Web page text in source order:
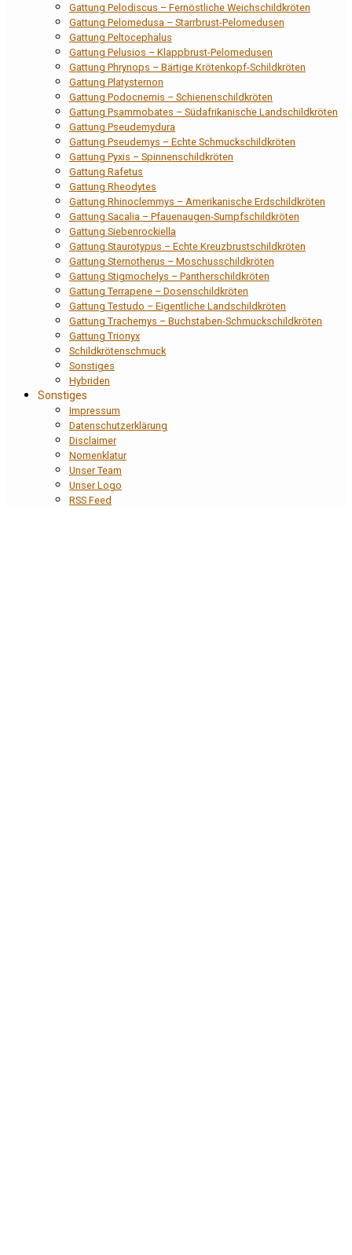
Gattung Pelodiscus – Fernöstliche Weichschildkröten
Gattung Pelomedusa – Starrbrust-Pelomedusen
Gattung Peltocephalus
Gattung Pelusios – Klappbrust-Pelomedusen
Gattung Phrynops – Bärtige Krötenkopf-Schildkröten
Gattung Platysternon
Gattung Podocnemis – Schienenschildkröten
Gattung Psammobates – Südafrikanische Landschildkröten
Gattung Pseudemydura
Gattung Pseudemys – Echte Schmuckschildkröten
Gattung Pyxis – Spinnenschildkröten
Gattung Rafetus
Gattung Rheodytes
Gattung Rhinoclemmys – Amerikanische Erdschildkröten
Gattung Sacalia – Pfauenaugen-Sumpfschildkröten
Gattung Siebenrockiella
Gattung Staurotypus – Echte Kreuzbrustschildkröten
Gattung Sternotherus – Moschusschildkröten
Gattung Stigmochelys – Pantherschildkröten
Gattung Terrapene – Dosenschildkröten
Gattung Testudo – Eigentliche Landschildkröten
Gattung Trachemys – Buchstaben-Schmuckschildkröten
Gattung Trionyx
Schildkrötenschmuck
Sonstiges
Hybriden
Sonstiges
Impressum
Datenschutzerklärung
Disclaimer
Nomenklatur
Unser Team
Unser Logo
RSS Feed